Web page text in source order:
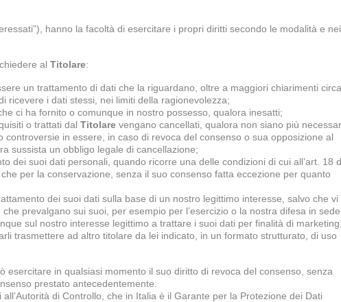
hanno la facoltà di esercitare i propri diritti secondo le modalità e nei
al Titolare:
un trattamento di dati che la riguardano, oltre a maggiori chiarimenti circa
ricevere i dati stessi, nei limiti della ragionevolezza;
ci ha fornito o comunque in nostro possesso, qualora inesatti;
o trattati dal Titolare vengano cancellati, qualora non siano più
in essere, in caso di revoca del consenso o sua opposizione al
sussista un obbligo legale di cancellazione;
dei suoi dati personali, quando ricorre una delle condizioni di cui all’art. 18
per la conservazione, senza il suo consenso fatta eccezione per quanto
dei suoi dati sulla base di un nostro legittimo interesse, salvo che vi
prevalgano sui suoi, per esempio per l’esercizio o la nostra difesa in sede
sul nostro interesse legittimo a trattare i suoi dati per finalità di marketing;
trasmettere ad altro titolare da lei indicato, in un formato strutturato, di uso
esercitare in qualsiasi momento il suo diritto di revoca del consenso, senza
prestato antecedentemente.
di Controllo, che in Italia è il Garante per la Protezione dei Dati